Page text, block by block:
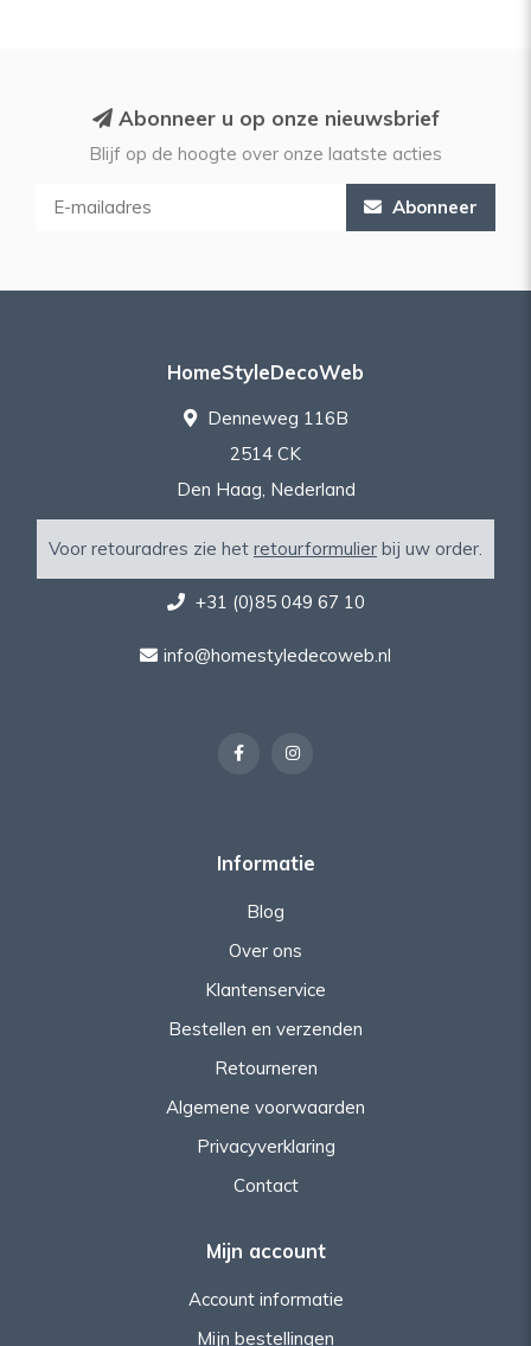
Abonneer u op onze nieuwsbrief
Blijf op de hoogte over onze laatste acties
Abonneer
HomeStyleDecoWeb
Denneweg 116B
2514 CK
Den Haag, Nederland
Voor retouradres zie het retourformulier bij uw order.
+31 (0)85 049 67 10
info@homestyledecoweb.nl
Informatie
Blog
Over ons
Klantenservice
Bestellen en verzenden
Retourneren
Algemene voorwaarden
Privacyverklaring
Contact
Mijn account
Account informatie
Mijn bestellingen